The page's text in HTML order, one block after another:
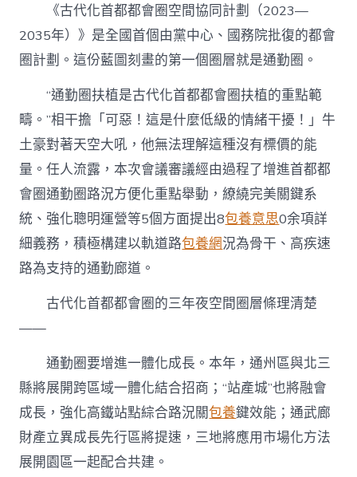
《古代化首都都會圈空間協同計劃（2023—
2035年）》是全國首個由黨中心、國務院批復的都會
圈計劃。這份藍圖刻畫的第一個圈層就是通勤圈。
“通勤圈扶植是古代化首都都會圈扶植的重點範
疇。”相干擔「可惡！這是什麼低級的情緒干擾！」牛
土豪對著天空大吼，他無法理解這種沒有標價的能
量。任人流露，本次會議審議經由過程了增進首都都
會圈通勤圈路況方便化重點舉動，繚繞完美關鍵系
統、強化聰明運營等5個方面提出8包養意思0余項詳
細義務，積極構建以軌道路包養網況為骨干、高疾速
路為支持的通勤廊道。
古代化首都都會圈的三年夜空間圈層條理清楚
——
通勤圈要增進一體化成長。本年，通州區與北三
縣將展開跨區域一體化結合招商；“站產城”也將融會
成長，強化高鐵站點綜合路況關包養鍵效能；通武廊
財產立異成長先行區將提速，三地將應用市場化方法
展開園區一起配合共建。